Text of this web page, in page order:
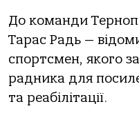
До команди
Тарас Радь —
спортсмен, якого
радника для
та реабілітації.